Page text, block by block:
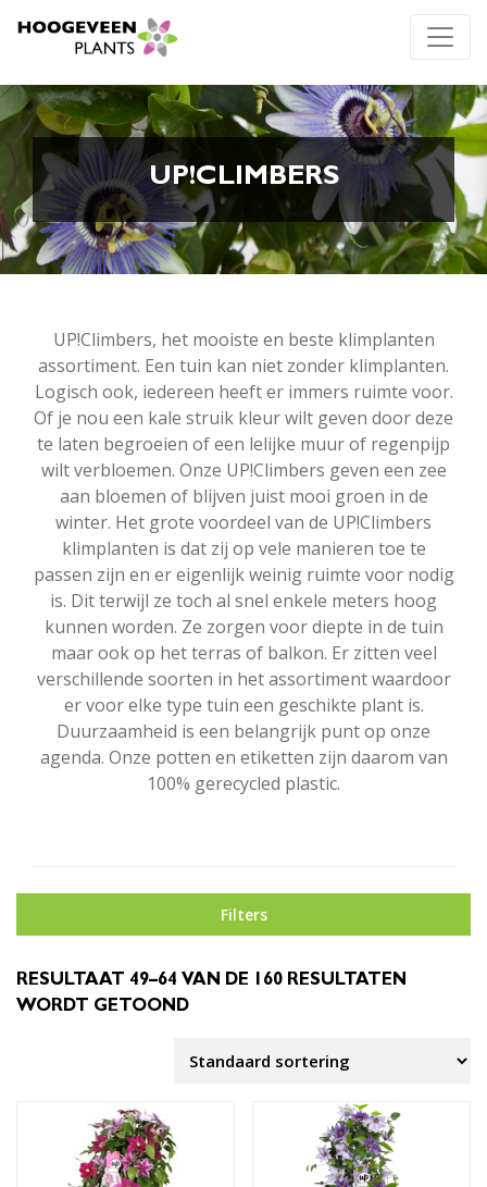
UP!CLIMBERS
UP!Climbers, het mooiste en beste klimplanten
assortiment. Een tuin kan niet zonder klimplanten.
Logisch ook, iedereen heeft er immers ruimte voor.
Of je nou een kale struik kleur wilt geven door deze
te laten begroeien of een lelijke muur of regenpijp
wilt verbloemen. Onze UP!Climbers geven een zee
aan bloemen of blijven juist mooi groen in de
winter. Het grote voordeel van de UP!Climbers
klimplanten is dat zij op vele manieren toe te
passen zijn en er eigenlijk weinig ruimte voor nodig
is. Dit terwijl ze toch al snel enkele meters hoog
kunnen worden. Ze zorgen voor diepte in de tuin
maar ook op het terras of balkon. Er zitten veel
verschillende soorten in het assortiment waardoor
er voor elke type tuin een geschikte plant is.
Duurzaamheid is een belangrijk punt op onze
agenda. Onze potten en etiketten zijn daarom van
100% gerecycled plastic.
Filters
RESULTAAT 49–64 VAN DE 160 RESULTATEN
WORDT GETOOND